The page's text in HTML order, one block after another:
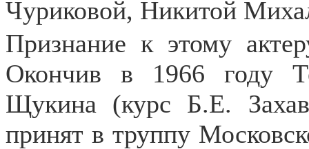
Чуриковой, Никитой
Признание к этому
Окончив в 1966 году
Щукина (курс Б.Е.
принят в труппу